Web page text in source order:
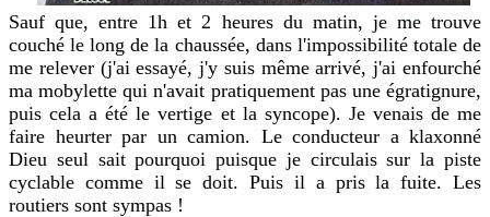
Sauf que, entre 1h et 2 heures du matin, je me trouve
couché le long de la chaussée, dans l'impossibilité totale de
me relever (j'ai essayé, j'y suis même arrivé, j'ai enfourché
ma mobylette qui n'avait pratiquement pas une égratignure,
puis cela a été le vertige et la syncope). Je venais de me
faire heurter par un camion. Le conducteur a klaxonné
Dieu seul sait pourquoi puisque je circulais sur la piste
cyclable comme il se doit. Puis il a pris la fuite. Les
routiers sont sympas !